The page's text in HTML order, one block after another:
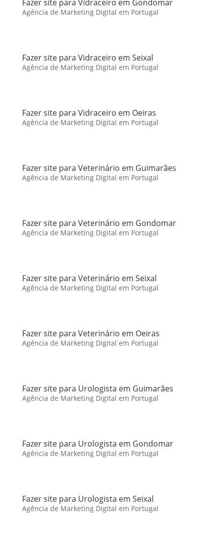
Fazer site para Vidraceiro em Gondomar
Agência de Marketing Digital em Portugal
Fazer site para Vidraceiro em Seixal
Agência de Marketing Digital em Portugal
Fazer site para Vidraceiro em Oeiras
Agência de Marketing Digital em Portugal
Fazer site para Veterinário em Guimarães
Agência de Marketing Digital em Portugal
Fazer site para Veterinário em Gondomar
Agência de Marketing Digital em Portugal
Fazer site para Veterinário em Seixal
Agência de Marketing Digital em Portugal
Fazer site para Veterinário em Oeiras
Agência de Marketing Digital em Portugal
Fazer site para Urologista em Guimarães
Agência de Marketing Digital em Portugal
Fazer site para Urologista em Gondomar
Agência de Marketing Digital em Portugal
Fazer site para Urologista em Seixal
Agência de Marketing Digital em Portugal